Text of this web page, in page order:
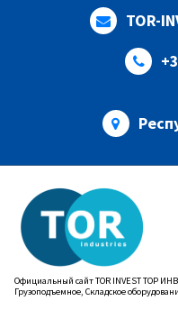
TOR-
Официальный сайт TOR INVEST ТОР
Грузоподъемное, Складское